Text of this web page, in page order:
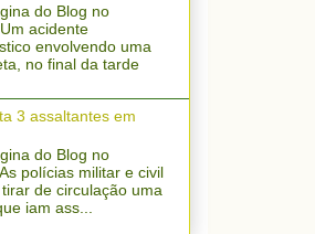
do Blog no
acidente
envolvendo uma
no final da tarde
3 assaltantes em
do Blog no
polícias militar e civil
de circulação uma
iam ass...